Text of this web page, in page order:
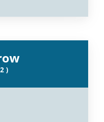
)